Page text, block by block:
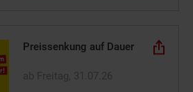
Preissenkung auf Dauer